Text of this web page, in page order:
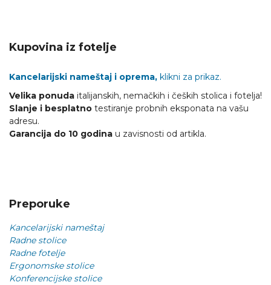
Kupovina iz fotelje
Kancelarijski nameštaj i oprema, klikni za prikaz.
Velika ponuda italijanskih, nemačkih i čeških stolica i fotelja!
Slanje i besplatno testiranje probnih eksponata na vašu
adresu.
Garancija do 10 godina u zavisnosti od artikla.
Preporuke
Kancelarijski nameštaj
Radne stolice
Radne fotelje
Ergonomske stolice
Konferencijske stolice